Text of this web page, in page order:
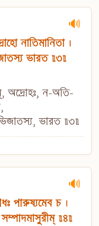
🔊
নাতিমানিতা ।
ভারত ॥৩॥
অদ্রোহঃ, ন-অতি-
ভারত ॥৩॥
🔊
পারুষ্যমেব চ ।
॥৪॥